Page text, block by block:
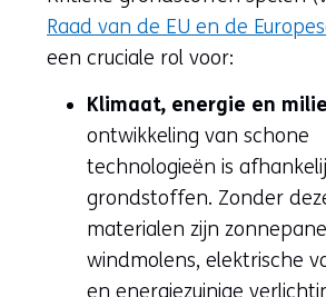
Raad van de EU en de
een cruciale rol voor:
Klimaat, energie en
ontwikkeling van schone
technologieën is
grondstoffen. Zonder
materialen zijn
windmolens, elektrische
en energiezuinige